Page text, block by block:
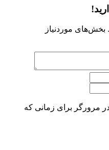
بخش‌های موردنیاز
مرورگر برای زمانی که